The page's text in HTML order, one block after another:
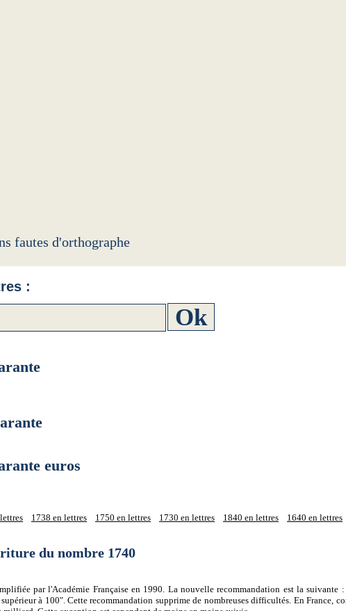
fautes d'orthographe
:
euros
1738 en lettres 1750 en lettres 1730 en lettres 1840 en lettres 1640 en lettres
du nombre 1740
par l'Académie Française en 1990. La nouvelle recommandation est la
à 100". Cette recommandation supprime de nombreuses difficultés. En France,